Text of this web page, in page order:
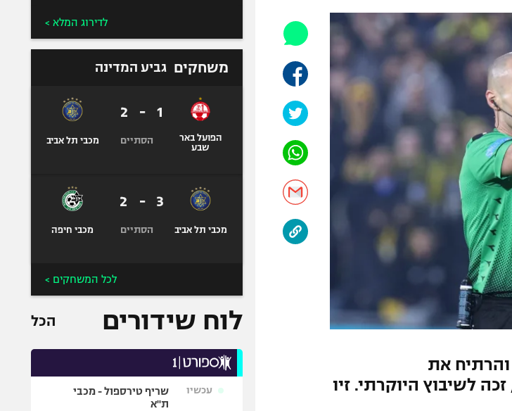
נוספות
והרתיח את
לשיבוץ היוקרתי. זיו
לדירוג המלא >
משחקים גביע המדינה
הפועל באר
שבע
1
-
2
הסתיים מכבי תל אביב
מכבי תל אביב
3
-
2
הסתיים מכבי חיפה
לכל המשחקים >
לוח שידורים הכל
עכשיו
שריף טירספול - מכבי
ת"א